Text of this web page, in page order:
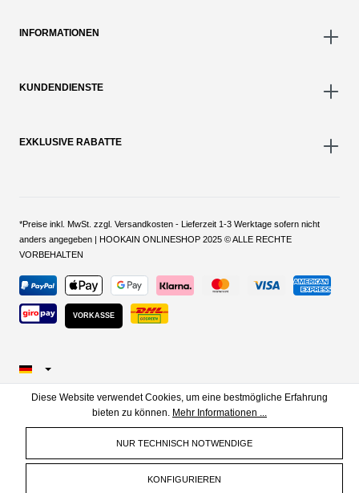
INFORMATIONEN
KUNDENDIENSTE
EXKLUSIVE RABATTE
*Preise inkl. MwSt. zzgl. Versandkosten - Lieferzeit 1-3 Werktage sofern nicht
anders angegeben | HOOKAIN ONLINESHOP 2025 © ALLE RECHTE
VORBEHALTEN
VORKASSE
Diese Website verwendet Cookies, um eine bestmögliche Erfahrung
bieten zu können. Mehr Informationen ...
NUR TECHNISCH NOTWENDIGE
KONFIGURIEREN